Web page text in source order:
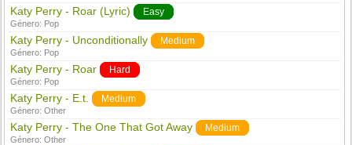
Katy Perry - Roar (Lyric) Easy
Género: Pop
Katy Perry - Unconditionally Medium
Género: Pop
Katy Perry - Roar Hard
Género: Pop
Katy Perry - E.t. Medium
Género:Other
Katy Perry - The One That Got Away Medium
Género:Other